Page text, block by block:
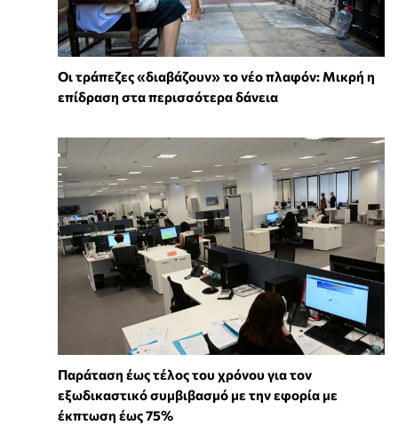
Οι τράπεζες «διαβάζουν» το νέο πλαφόν: Μικρή η
επίδραση στα περισσότερα δάνεια
Παράταση έως τέλος του χρόνου για τον
εξωδικαστικό συμβιβασμό με την εφορία με
έκπτωση έως 75%